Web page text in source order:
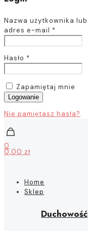
Nazwa użytkownika lub
adres e-mail *
Hasło *
Zapamiętaj mnie
Logowanie
Nie pamiętasz hasła?
0
0,00 zł
Home
Sklep
Duchowość